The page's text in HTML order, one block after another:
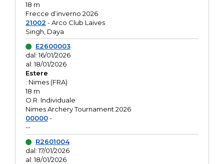
18 m
Frecce d’inverno 2026
21002 - Arco Club Laives
Singh, Daya
E2600003
dal: 16/01/2026
al: 18/01/2026
Estere
: Nimes (FRA)
18 m
O.R. Individuale
Nimes Archery Tournament 2026
00000-
--
R2601004
dal: 17/01/2026
al: 18/01/2026